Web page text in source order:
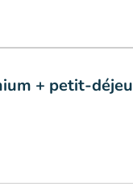
+ petit-